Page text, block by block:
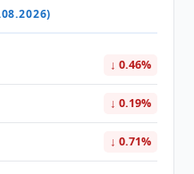
↓ 0.46%
↓ 0.19%
↓ 0.71%